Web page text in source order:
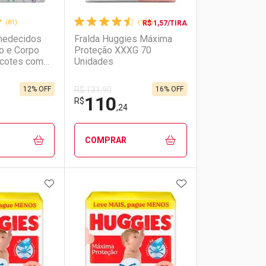
(81)
e Corpo
com
12% OFF
(128)
R$ 1,57/TIRA
Fralda Huggies Máxima
Proteção XXXG 70
Unidades
R$ 131,90
R$110,24
16% OFF
COMPRAR
Laboratório
Por Menos
ADICIONAR AOS FAVORITOSADICIONAR AOS